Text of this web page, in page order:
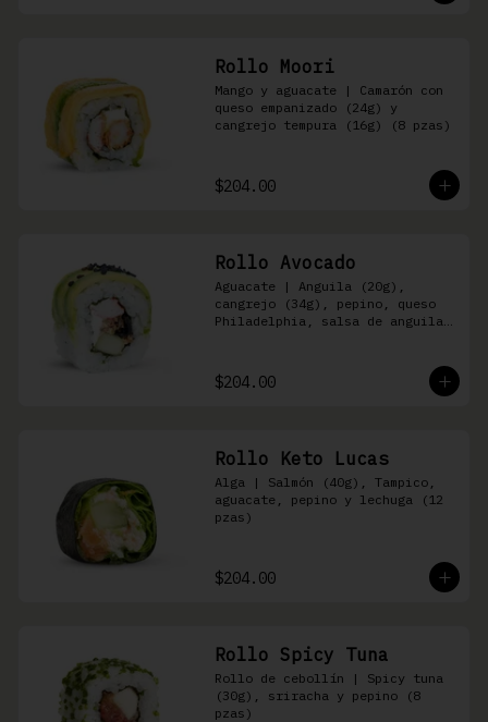
Rollo Moori
Mango y aguacate | Camarón con
queso empanizado (24g) y
cangrejo tempura (16g) (8 pzas)
$204.00
Rollo Avocado
Aguacate | Anguila (20g),
cangrejo (34g), pepino, queso
Philadelphia, salsa de anguila
$204.00
Rollo Keto Lucas
Alga | Salmón (40g), Tampico,
aguacate, pepino y lechuga (12
pzas)
$204.00
Rollo Spicy Tuna
Rollo de cebollín | Spicy tuna
(30g), sriracha y pepino (8
pzas)